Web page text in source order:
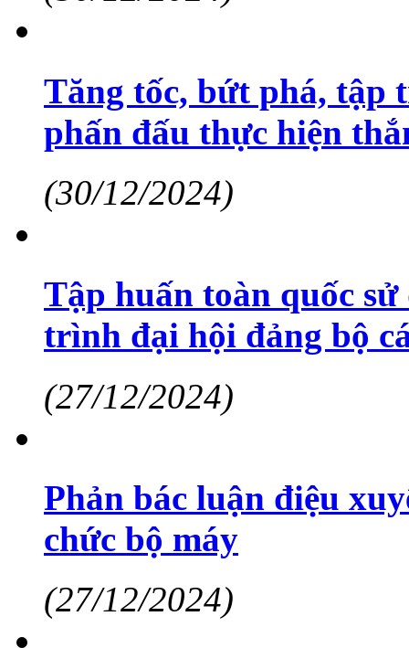
Tăng tốc, bứt phá, tập
phấn đấu thực hiện
(30/12/2024)
Tập huấn toàn quốc
trình đại hội đảng bộ
(27/12/2024)
Phản bác luận điệu
chức bộ máy
(27/12/2024)